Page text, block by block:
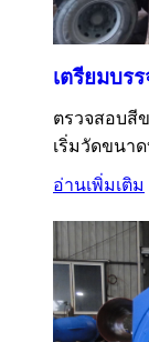
เตรียมบร
ตรวจสอบสี
เริ่มวัดขนา
อ่านเพิ่มเติม